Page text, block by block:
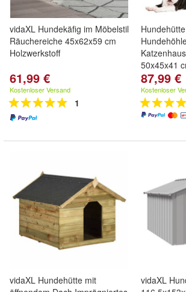
vidaXL Hundekäfig im Möbelstil
Räuchereiche 45x62x59 cm
Holzwerkstoff
61,99 €
Kostenloser Versand
1
50x45x41
87,99 €
Kostenloser
vidaXL Hundehütte mit
vidaXL